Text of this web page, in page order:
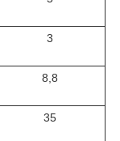
3
8,8
35